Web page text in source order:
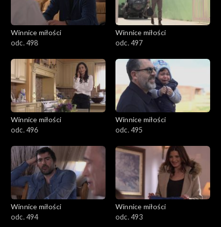
Winnice miłości
odc. 498
Winnice miłości
odc. 497
Winnice miłości
odc. 496
Winnice miłości
odc. 495
Winnice miłości
odc. 494
Winnice miłości
odc. 493